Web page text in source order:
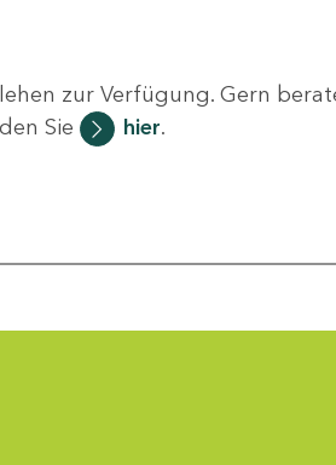
zur Verfügung. Gern
Sie
hier.